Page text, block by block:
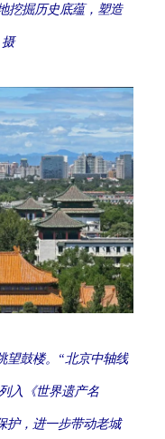
挖掘历史底蕴，塑造
鼓楼。“北京中轴线
入《世界遗产名
护，进一步带动老城